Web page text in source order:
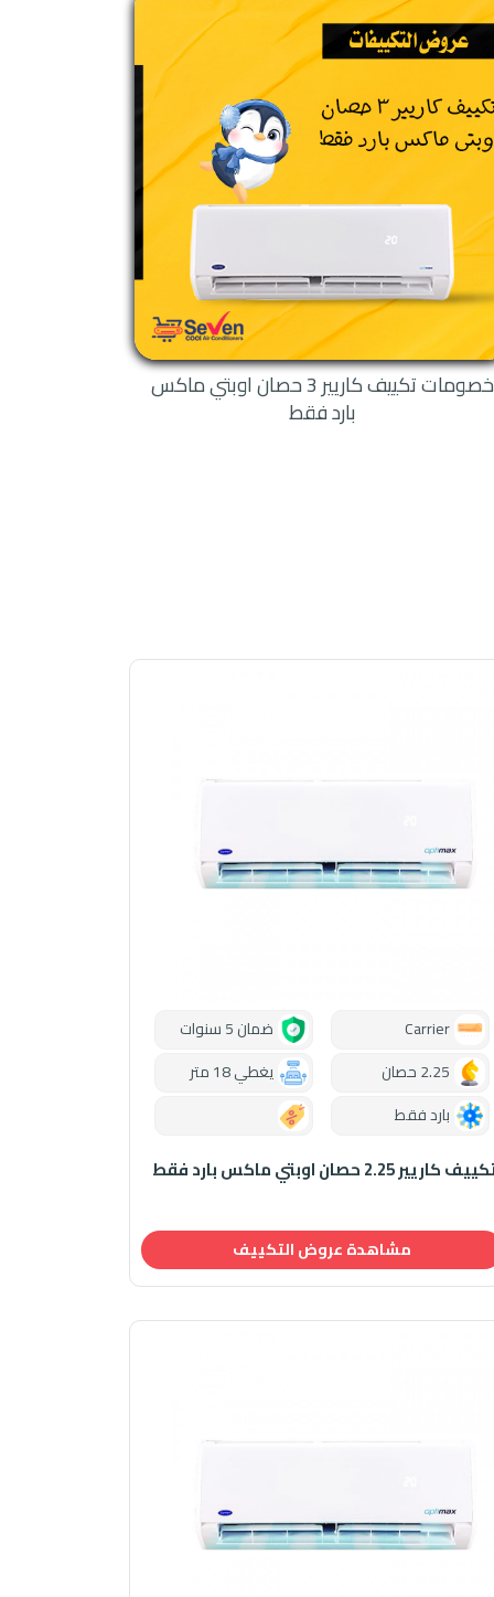
وهو 19319 من أجل الحصول على أرقام الوكيل الخاص بكل
أو الطلب المباشر عن طريق
كاريير من المكيفات
بشكل عالى الكفاءه والدقه
لكم تلك المقاله تحتوى
كاريير الجهاز الافضل
والاستمتاع بافضل درجه
الهواء والتخلص من
من افضل المكيفات
خصومات تكييف كاريير 3 حصان اوبتي ماكس
بارد فقط
بارد فقط
ضمان 5 سنوات
يغطي 18 متر
كاريير 2.25 حصان اوبتي ماكس بارد فقط
مشاهدة عروض التكييف